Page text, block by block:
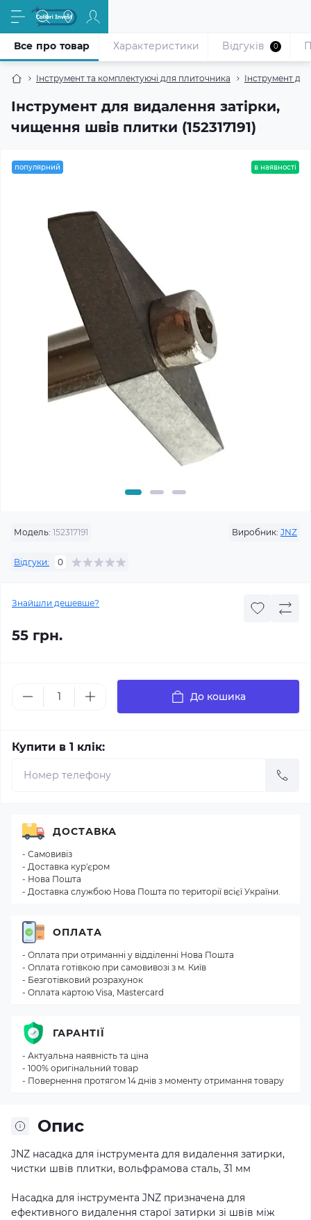
Інструмент та комплектуючі для плиточника Інструмент
Інструмент для видалення затірки,
чищення швів плитки (152317191)
Все про товар Характеристики Відгуків 0
популярний в наявності
Модель: 152317191 Виробник: JNZ
Відгуки: 0
Знайшли дешевше?
55 грн.
До кошика
Купити в 1 клік:
Опис
JNZ насадка для інструмента для видалення затирки,
чистки швів плитки, вольфрамова сталь, 31 мм
Насадка для інструмента JNZ призначена для
ефективного видалення старої затирки зі швів між
ДОСТАВКА
- Самовивіз
- Доставка кур'єром
- Нова Пошта
- Доставка службою Нова Пошта по території всієї України.
ОПЛАТА
- Оплата при отриманні у відділенні Нова Пошта
- Оплата готівкою при самовивозі з м. Київ
- Безготівковий розрахунок
- Оплата картою Visa, Mastercard
ГАРАНТІЇ
- Актуальна наявність та ціна
- 100% оригінальний товар
- Повернення протягом 14 днів з моменту отримання товару